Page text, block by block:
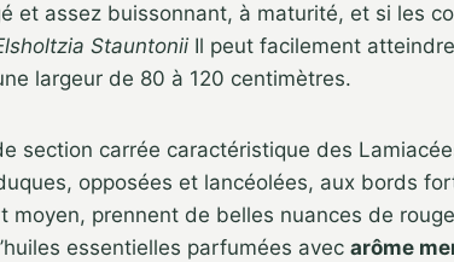
et assez buissonnant, à maturité, et si les
Stauntonii Il peut facilement
largeur de 80 à 120 centimètres.
section carrée caractéristique des
opposées et lancéolées, aux bords
moyen, prennent de belles nuances de
essentielles parfumées avec arôme